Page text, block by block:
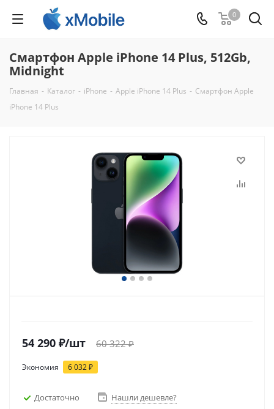
0
Смартфон Apple iPhone 14 Plus, 512Gb,
Midnight
Главная - Каталог - iPhone - Apple iPhone 14 Plus - Смартфон Apple
iPhone 14 Plus
54 290 ₽/шт 60 322₽
Экономия 6 032₽
Достаточно
Нашли дешевле?